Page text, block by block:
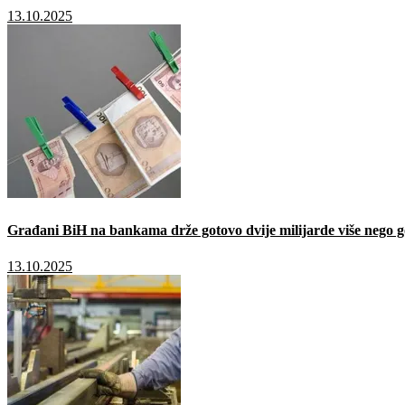
13.10.2025
Građani BiH na bankama drže gotovo dvije milijarde više nego
13.10.2025